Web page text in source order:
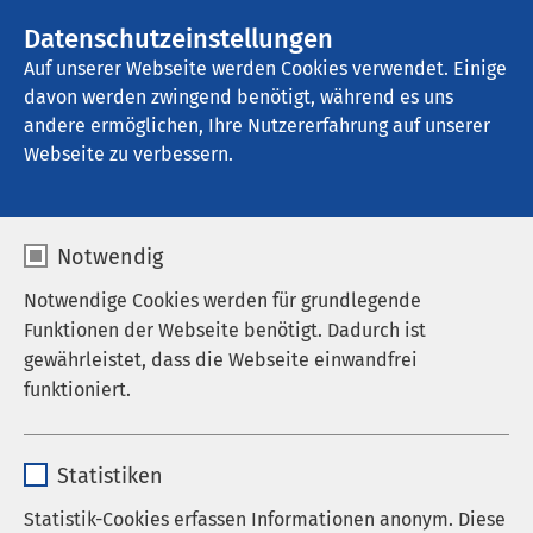
Datenschutzeinstellungen
Auf unserer Webseite werden Cookies verwendet. Einige
davon werden zwingend benötigt, während es uns
andere ermöglichen, Ihre Nutzererfahrung auf unserer
Webseite zu verbessern.
Notwendig
Notwendige Cookies werden für grundlegende
Funktionen der Webseite benötigt. Dadurch ist
gewährleistet, dass die Webseite einwandfrei
funktioniert.
Anbieter sgalinski
Statistiken
Statistik-Cookies erfassen Informationen anonym. Diese
AMEOS Spital Einsiedeln
Ernährungsberatung
Öffnungszeiten Notfallzentrum
geöffnet. Unser erfahrenes Team gewährleistet eine
schnelle und kompetente Erstversorgung –
des medizinischen Problems.